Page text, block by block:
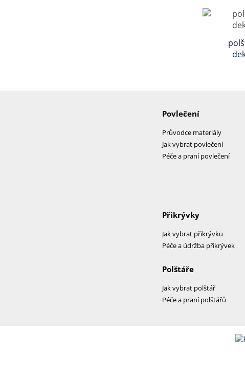
Povlečení
Průvodce materiály
Jak vybrat povlečení
Péče a praní povlečení
Přikrývky
Jak vybrat přikrývku
Péče a údržba přikrývek
Polštáře
Jak vybrat polštář
Péče a praní polštářů